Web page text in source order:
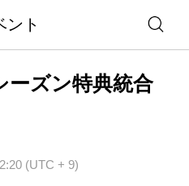
ント
ーズン特典統合
(UTC + 9)